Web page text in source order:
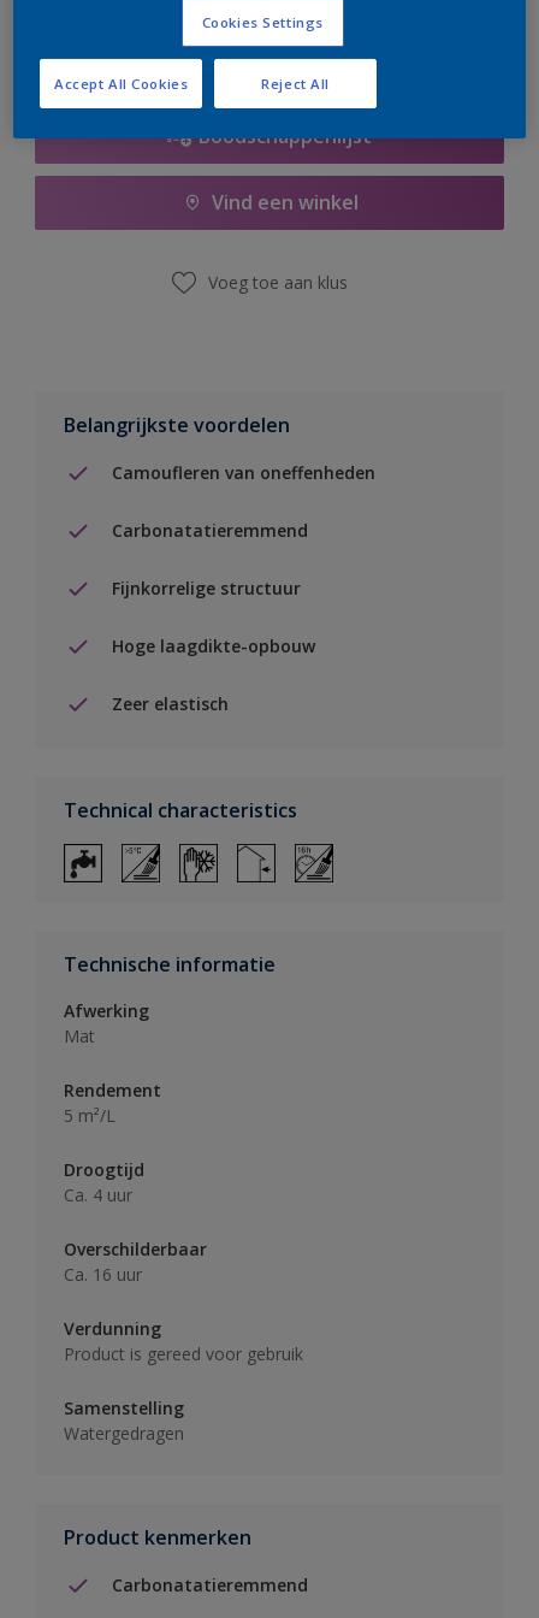
Boodschappenlijst
Vind een winkel
Voeg toe aan klus
Belangrijkste voordelen
Camoufleren van oneffenheden
Carbonatatieremmend
Fijnkorrelige structuur
Hoge laagdikte-opbouw
Zeer elastisch
Technical characteristics
Technische informatie
Afwerking
Mat
Rendement
5 m²/L
Droogtijd
Ca. 4 uur
Overschilderbaar
Ca. 16 uur
Verdunning
Product is gereed voor gebruik
Samenstelling
Watergedragen
Product kenmerken
Carbonatatieremmend
Cookies Settings
Reject All
Accept All Cookies